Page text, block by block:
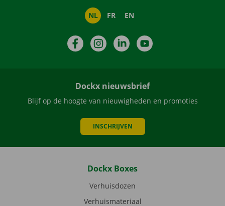
NL FR EN
FacebookInstagramLinkedIn
Dockx nieuwsbrief
Blijf op de hoogte van nieuwigheden en promoties
INSCHRIJVEN
Dockx Boxes
Verhuisdozen
Verhuismateriaal